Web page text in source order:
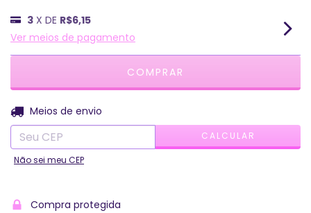
3 X DE R$6,15
Ver meios de pagamento
Entregas para o CEP:
Meios de envio
CALCULAR
Não sei meu CEP
Compra protegida